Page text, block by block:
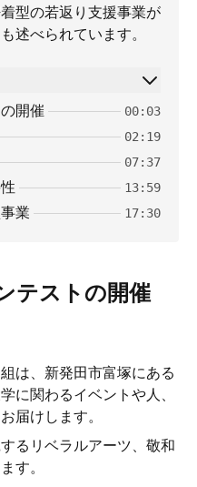
型の若返り支援事業が
述べられています。
開催 00:03
02:19
07:37
13:59
業 17:30
テストの開催
は、新発田市富塚にある
に関わるイベントや人、
届けします。
るリベラルアーツ、敬和
す。